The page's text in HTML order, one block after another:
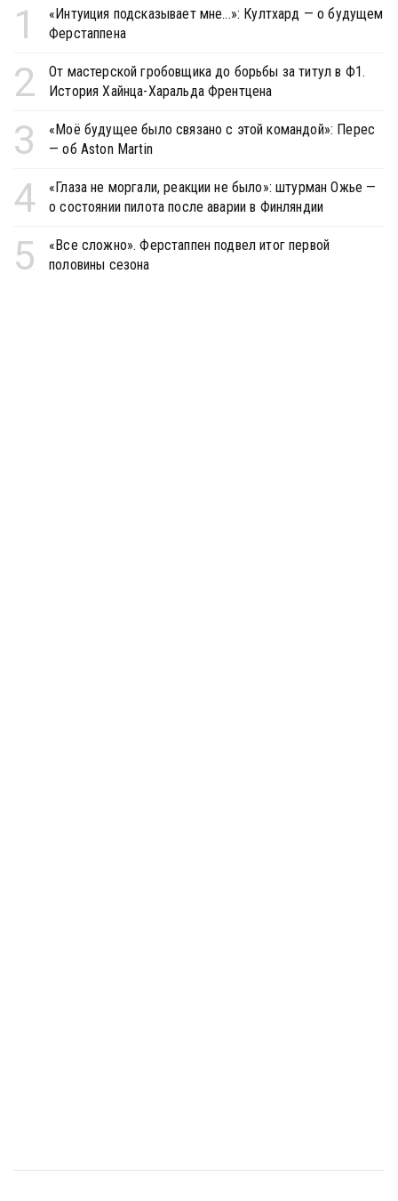
1
«Интуиция подсказывает мне...»: Култхард — о будущем
Ферстаппена
2
От мастерской гробовщика до борьбы за титул в Ф1.
История Хайнца-Харальда Френтцена
3
«Моё будущее было связано с этой командой»: Перес
— об Aston Martin
4
«Глаза не моргали, реакции не было»: штурман Ожье —
о состоянии пилота после аварии в Финляндии
5
«Все сложно». Ферстаппен подвел итог первой
половины сезона